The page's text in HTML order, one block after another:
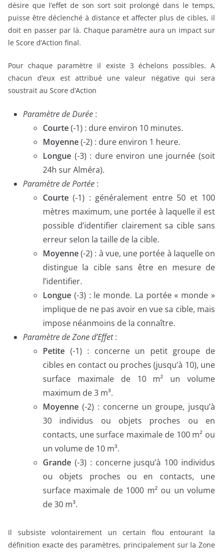
désire que l’effet de son sort soit prolongé dans le temps,
puisse être déclenché à distance et affecter plus de cibles, il
doit en passer par là. Chaque paramètre aura un impact sur
le Score d’Action final.
Pour chaque paramètre il existe 3 échelons possibles. A
chacun d’eux est attribué une valeur négative qui sera
soustrait au Score d’Action
Paramètre de Durée :
Courte(-1) : dure environ 10 minutes.
Moyenne(-2) : dure environ 1 heure.
Longue (-3) : dure environ une journée (soit
24h sur Alméra).
Paramètre de Portée :
Courte (-1) : généralement entre 50 et 100
mètres maximum, une portée à laquelle il est
possible d’identifier clairement sa cible sans
erreur selon la taille de la cible.
Moyenne(-2) : à vue, une portée à laquelle on
distingue la cible sans être en mesure de
l’identifier.
Longue (-3) : le monde. La portée « monde »
implique de ne pas avoir en vue sa cible, mais
impose néanmoins de la connaître.
Paramètre de Zone d’Effet:
Petite (-1) : concerne un petit groupe de
cibles en contact ou proches (jusqu’à 10), une
surface maximale de 10 m² un volume
maximum de 3 m³.
Moyenne (-2) : concerne un groupe, jusqu’à
30 individus ou objets proches ou en
contacts, une surface maximale de 100 m² ou
un volume de 10 m³.
Grande (-3) : concerne jusqu’à 100 individus
ou objets proches ou en contacts, une
surface maximale de 1000 m² ou un volume
de 30 m³.
Il subsiste volontairement un certain flou entourant la
définition exacte des paramètres, principalement sur la Zone